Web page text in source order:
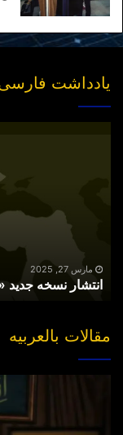
یادداشت
آمازونمارس 27, 2025
انتشار نسخه
مقالات بالعربیه